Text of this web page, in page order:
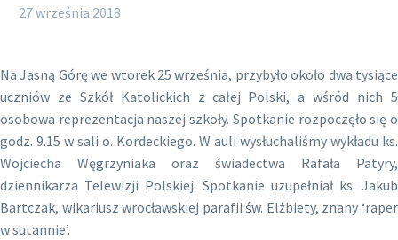
27 września 2018
Na Jasną Górę we wtorek 25 września, przybyło około dwa tysiące
uczniów ze Szkół Katolickich z całej Polski, a wśród nich 5
osobowa reprezentacja naszej szkoły. Spotkanie rozpoczęło się o
godz. 9.15 w sali o. Kordeckiego. W auli wysłuchaliśmy wykładu ks.
Wojciecha Węgrzyniaka oraz świadectwa Rafała Patyry,
dziennikarza Telewizji Polskiej. Spotkanie uzupełniał ks. Jakub
Bartczak, wikariusz wrocławskiej parafii św. Elżbiety, znany ‘raper
w sutannie’.